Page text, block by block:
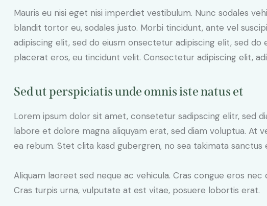
Mauris eu nisi eget nisi imperdiet vestibulum. Nunc sodales
blandit tortor eu, sodales justo. Morbi tincidunt, ante vel
adipiscing elit, sed do eiusm onsectetur adipiscing elit, sed
placerat eros, eu tincidunt velit. Consectetur adipiscing elit,
Sed ut perspiciatis unde omnis iste natus et
Lorem ipsum dolor sit amet, consetetur sadipscing elitr, sed
labore et dolore magna aliquyam erat, sed diam voluptua. At
ea rebum. Stet clita kasd gubergren, no sea takimata
Aliquam laoreet sed neque ac vehicula. Cras congue eros
Cras turpis urna, vulputate at est vitae, posuere lobortis erat.